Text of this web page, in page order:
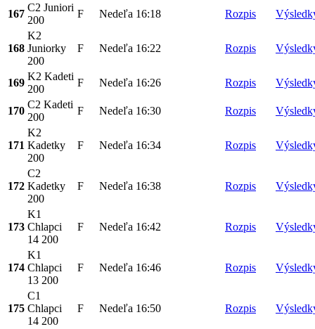
167
C2 Juniori
200
F Nedeľa 16:18 Rozpis
168
K2
Juniorky
200
F Nedeľa 16:22 Rozpis
169
K2 Kadeti
200
F Nedeľa 16:26 Rozpis
170
C2 Kadeti
200
F Nedeľa 16:30 Rozpis
171
K2
Kadetky
200
F Nedeľa 16:34 Rozpis
172
C2
Kadetky
200
F Nedeľa 16:38 Rozpis
173
K1
Chlapci
14 200
F Nedeľa 16:42 Rozpis
174
K1
Chlapci
13 200
F Nedeľa 16:46 Rozpis
175
C1
Chlapci
14 200
F Nedeľa 16:50 Rozpis